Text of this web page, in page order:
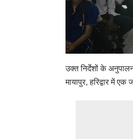
उक्त निर्देशों के
मायापुर, हरिद्वार में